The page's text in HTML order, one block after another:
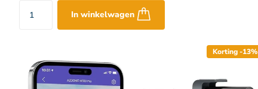
In winkelwagen
Korting -13%